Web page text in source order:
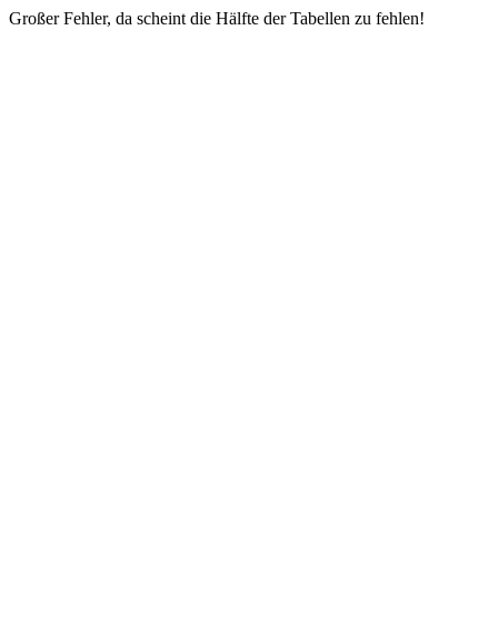
Großer Fehler, da scheint die Hälfte der Tabellen zu fehlen!